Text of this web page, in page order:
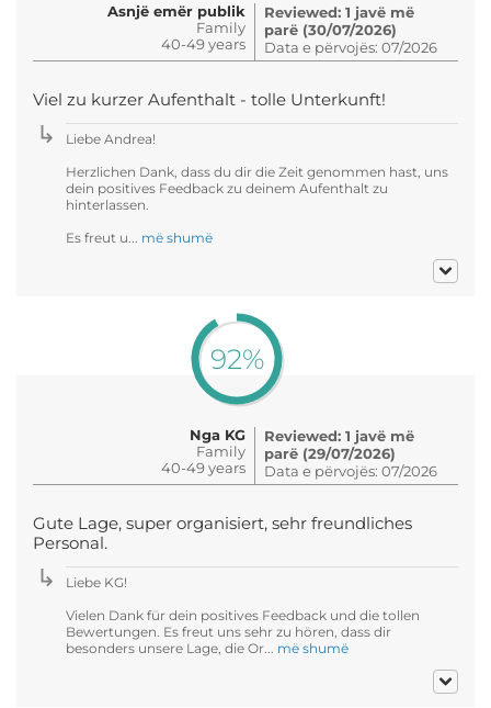
Asnjë emër publik
Family
40-49 years
Reviewed: 1 javë më
parë (30/07/2026)
Data e përvojës: 07/2026
Viel zu kurzer Aufenthalt - tolle Unterkunft!
Liebe Andrea!
Herzlichen Dank, dass du dir die Zeit genommen hast, uns
dein positives Feedback zu deinem Aufenthalt zu
hinterlassen.
Es freut u... më shumë
92%
Nga KG
Family
40-49 years
Reviewed: 1 javë më
parë (29/07/2026)
Data e përvojës: 07/2026
Gute Lage, super organisiert, sehr freundliches
Personal.
Liebe KG!
Vielen Dank für dein positives Feedback und die tollen
Bewertungen. Es freut uns sehr zu hören, dass dir
besonders unsere Lage, die Or... më shumë